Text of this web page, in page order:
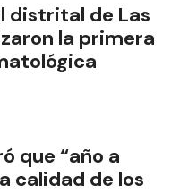
distrital de Las
la primera
que “año a
calidad de los